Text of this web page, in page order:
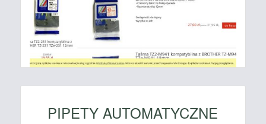
PIPETY AUTOMATYCZNE